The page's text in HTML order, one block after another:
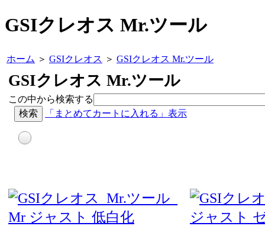
GSIクレオス Mr.ツール
ホーム ＞ GSIクレオス ＞ GSIクレオス Mr.ツール
GSIクレオス Mr.ツール
この中から検索する
「まとめてカートに入れる」表示